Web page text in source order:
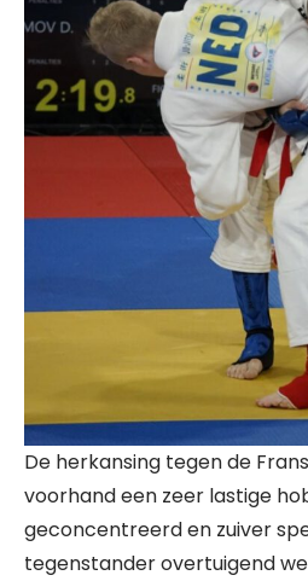
De herkansing tegen de
voorhand een zeer lastige
geconcentreerd en zuiver
tegenstander overtuigend